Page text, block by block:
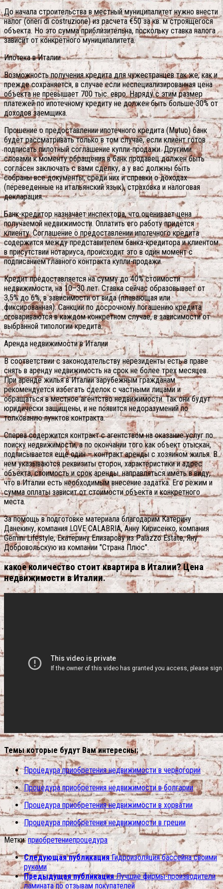
До начала строительства в местный муниципалитет нужно внести
налог (oneri di costruzione) из расчета €50 за кв. м строящегося
объекта. Но это сумма приблизительна, поскольку ставка налога
зависит от конкретного муниципалитета.
Ипотека в Италии
Возможность получения кредита для чужестранцев так же, как и
прежде сохраняется, в случае если неспециализированная цена
объекта не превышает 700 тыс. евро. Наряду с этим размер
платежей по ипотечному кредиту не должен быть больше 30% от
доходов заемщика.
Прошение о предоставлении ипотечного кредита (Mutuo) банк
будет рассматривать только в том случае, если клиент готов
подписать пилотный соглашение купли-продажи. Другими
словами к моменту обращения в банк продавец должен быть
согласен заключать с вами сделку, а у вас должны быть
собраны все документы, среди них и справки о доходах
(переведенные на итальянский язык), страховка и налоговая
декларация.
Банк-кредитор назначает инспектора, что оценивает цена
получаемой недвижимости. Оплатить его работу придется
клиенту. Соглашение о предоставлении ипотечного кредита
содержится между представителем банка-кредитора и клиентом
в присутствии нотариуса, происходит это в один момент с
подписанием главного контракта купли-продажи.
Кредит предоставляется на сумму до 40% стоимости
недвижимости, на 10–30 лет. Ставка сейчас образовывает от
3,5% до 6%, в зависимости от вида (плавающая или
фиксированная). Санкции по досрочному погашению кредита
оговариваются в каждом конкретном случае, в зависимости от
выбранной типологии кредита.
Аренда недвижимости в Италии
В соответствии с законодательству нерезиденты есть в праве
снять в аренду недвижимость на срок не более трех месяцев.
При аренде жилья в Италии зарубежным гражданам
рекомендуется избегать сделок с частными лицами и
обращаться в местное агентство недвижимости. Так они будут
юридически защищены, и не появится недоразумений по
толкованию пунктов контракта.
Сперва содержится контракт с агентством на оказание услуг по
поиску недвижимости, а по окончании того как объект отыскан,
подписывается еще один – контракт аренды с хозяином жилья. В
нем указываются реквизиты сторон, характеристики и адрес
объекта, стоимость и срок аренды. направляться иметь в виду,
что в Италии есть необходимым внесение задатка. Его режим и
сумма оплаты зависит от стоимости объекта и конкретного
места.
За помощь в подготовке материала благодарим Катерину
Данекину, компания LOVE CALABRIA, Анну Кирисенко, компания
Gemini Lifestyle, Екатерину Елизарову из Palazzo Estate, Яну
Добровольскую из компании "Страна Плюс".
какое количество стоит квартира в Италии? Цена
недвижимости в Италии.
Темы которые будут Вам интересны:
Процедура приобретения недвижимости в черногории
Процедура приобретения недвижимости в болгарии
Процедура приобретения недвижимости в хорватии
Процедура приобретения недвижимости в греции
Метки: приобретениепроцедура
Следующая публикация Гидроизоляция бассейна своими
руками
Предыдущая публикация Лучшие фирмы-производители
ламината по отзывам покупателей